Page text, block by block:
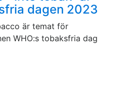
dagen 2023
är temat för
WHO:s tobaksfria dag